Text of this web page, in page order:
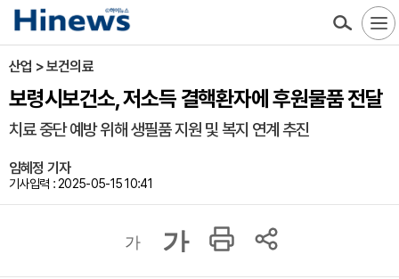
산업 > 보건의료
보령시보건소, 저소득 결핵환자에 후원물품 전달
치료 중단 예방 위해 생필품 지원 및 복지 연계 추진
임혜정 기자
기사입력 : 2025-05-15 10:41
가 가